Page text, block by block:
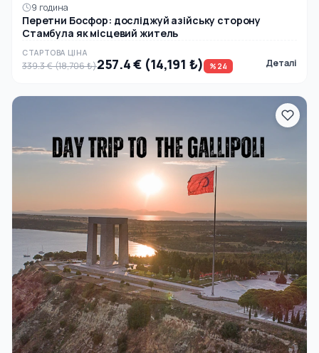
9 година
Перетни Босфор: досліджуй азійську сторону
Стамбула як місцевий житель
СТАРТОВА ЦІНА
339.3 € (18,706 ₺)257.4 € (14,191 ₺) %24 Деталі